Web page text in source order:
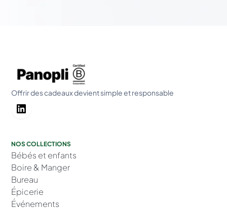
Offrir des cadeaux devient simple et responsable
NOS COLLECTIONS
Bébés et enfants
Boire & Manger
Bureau
Épicerie
Événements